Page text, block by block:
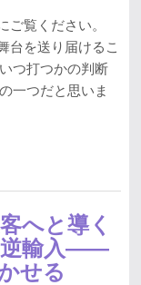
覧ください。
台を送り届けるこ
つ打つかの判断
一つだと思いま
へと導く
逆輸入――
せる